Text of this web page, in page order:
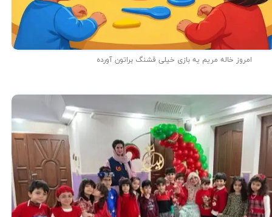
امروز خاله مریم یه بازی خیلی قشنگ براتون آورده